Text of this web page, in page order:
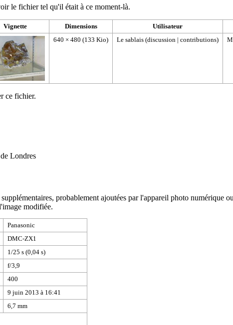
le fichier tel qu'il était à ce moment-là.
Vignette Dimensions Utilisateur
640 × 480 (133 Kio) Le sablais (discussion | contributions)
ce fichier.
Londres
probablement ajoutées par l'appareil photo
modifiée.
Panasonic
DMC-ZX1
1/25 s (0,04 s)
f/3,9
400
9 juin 2013 à 16:41
6,7 mm